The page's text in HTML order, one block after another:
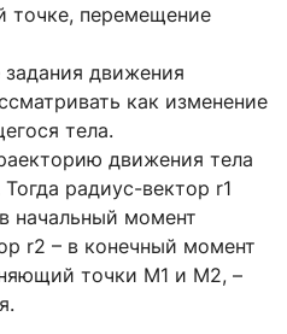
точке, перемещение
движения
как изменение
тела.
движения тела
радиус-вектор r1
начальный момент
r2 – в конечный момент
точки М1 и М2, –